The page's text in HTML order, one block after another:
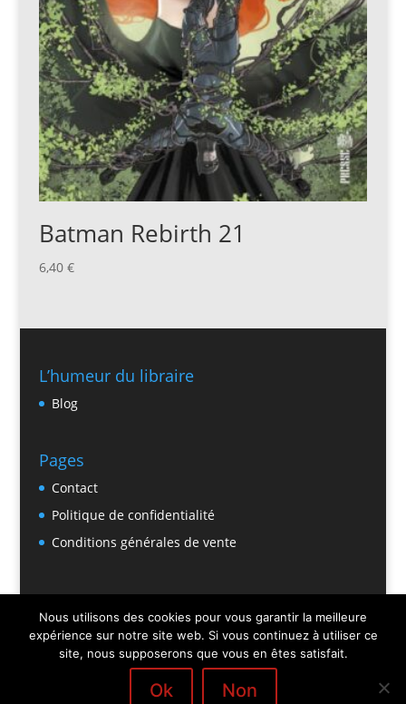
Batman Rebirth 21
6,40 €
L’humeur du libraire
Blog
Pages
Contact
Politique de confidentialité
Conditions générales de vente
Nous utilisons des cookies pour vous garantir la meilleure
expérience sur notre site web. Si vous continuez à utiliser ce
site, nous supposerons que vous en êtes satisfait.
Ok Non